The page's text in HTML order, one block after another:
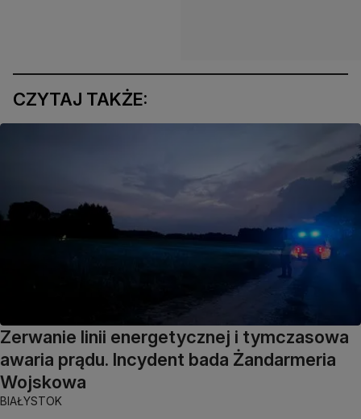
CZYTAJ TAKŻE:
Zerwanie linii energetycznej i tymczasowa
awaria prądu. Incydent bada Żandarmeria
Wojskowa
BIAŁYSTOK